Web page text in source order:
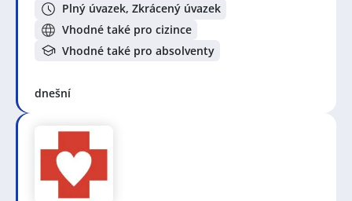
Plný úvazek, Zkrácený úvazek
Vhodné také pro cizince
Vhodné také pro absolventy
dnešní